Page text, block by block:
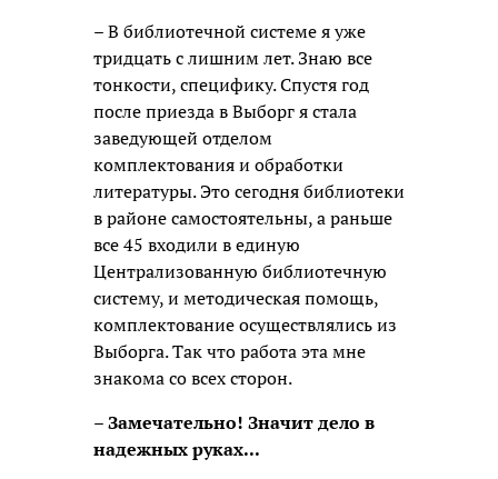
– В библиотечной системе я уже
тридцать с лишним лет. Знаю все
тонкости, специфику. Спустя год
после приезда в Выборг я стала
заведующей отделом
комплектования и обработки
литературы. Это сегодня библиотеки
в районе самостоятельны, а раньше
все 45 входили в единую
Централизованную библиотечную
систему, и методическая помощь,
комплектование осуществлялись из
Выборга. Так что работа эта мне
знакома со всех сторон.
– Замечательно! Значит дело в
надежных руках...